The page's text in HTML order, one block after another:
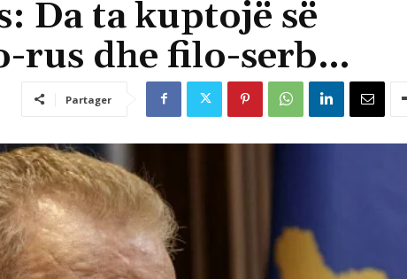
Da ta kuptojë së
rus dhe filo-serb…
Partager